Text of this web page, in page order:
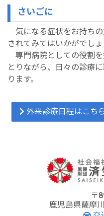
さいごに
気になる症状をお持ち
されてみてはいかがでしょ
専門病院としての役割
とりながら、日々の診療
ります。
外来診療日程はこち
〒
鹿児島県薩摩